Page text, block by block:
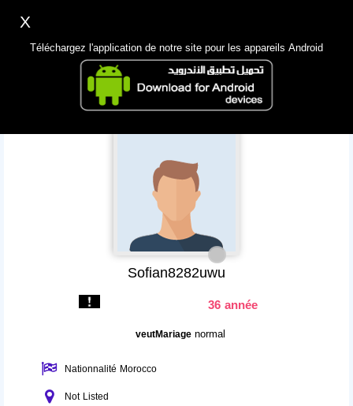
App Mobile
Sofian8282uwu
36 année
veutMariagenormal
Nationnalité Morocco
Not Listed
X
Téléchargez l'application de notre site pour les appareils Android